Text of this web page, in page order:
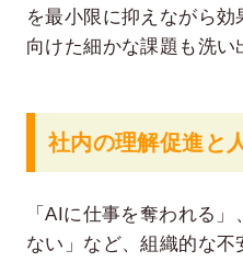
を最小限に抑えながら
向けた細かな課題も洗い
社内の理解促進と
「AIに仕事を奪われる
ない」など、組織的な不